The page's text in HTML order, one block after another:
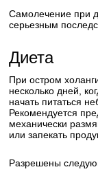
Самолечение при
серьезным
Диета
При остром
несколько дней,
начать питаться
Рекомендуется
механически
или запекать
Разрешены